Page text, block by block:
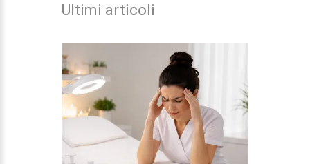
Ultimi articoli